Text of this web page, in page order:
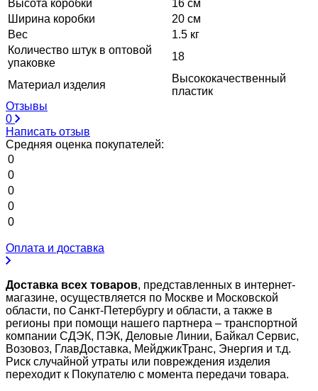
Высота коробки
16 см
Ширина коробки
20 см
Вес
1.5 кг
Количество штук в оптовой
упаковке
18
Материал изделия
Высококачественный
пластик
Отзывы
0
Написать отзыв
Средняя оценка покупателей:
0
0
0
0
0
Оплата и доставка
Доставка всех товаров, представленных в интернет-
магазине, осуществляется по Москве и Московской
области, по Санкт-Петербургу и области, а также в
регионы при помощи нашего партнера – транспортной
компании СДЭК, ПЭК, Деловые Линии, Байкал Сервис,
Возовоз, ГлавДоставка, МейджикТранс, Энергия и т.д.
Риск случайной утраты или повреждения изделия
переходит к Покупателю с момента передачи товара.